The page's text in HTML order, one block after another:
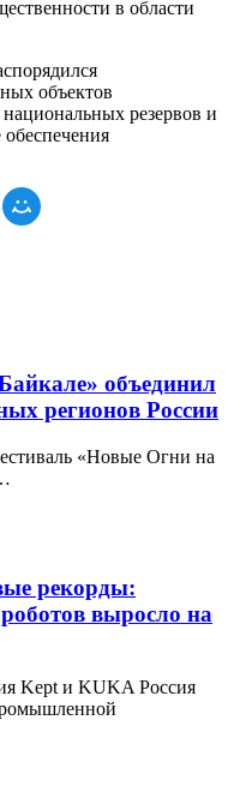
в области
объектов
резервов и
объединил
регионов России
«Новые Огни на
рекорды:
выросло на
Kept и KUKA Россия